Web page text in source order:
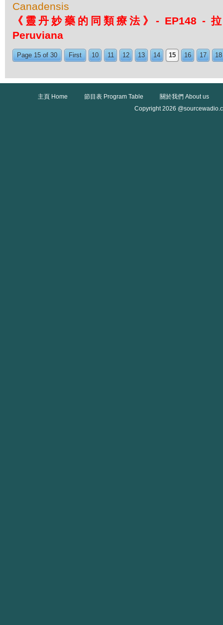
Canadensis
《靈丹妙藥的同類療法》- EP148 -
Peruviana
Page 15 of 30 First 10 11 12 13 14 15 16 17 18
主頁 Home 節目表 Program Table
關於我們 About us
Copyright 2026